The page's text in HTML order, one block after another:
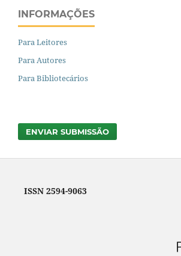
INFORMAÇÕES
Para Leitores
Para Autores
Para Bibliotecários
ENVIAR SUBMISSÃO
ISSN 2594-9063